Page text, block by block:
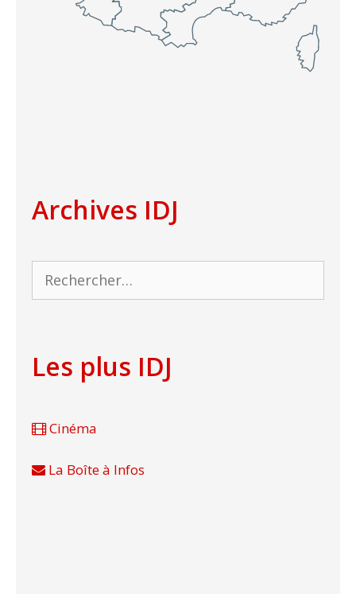
Archives IDJ
Rechercher :
Les plus IDJ
Cinéma
La Boîte à Infos